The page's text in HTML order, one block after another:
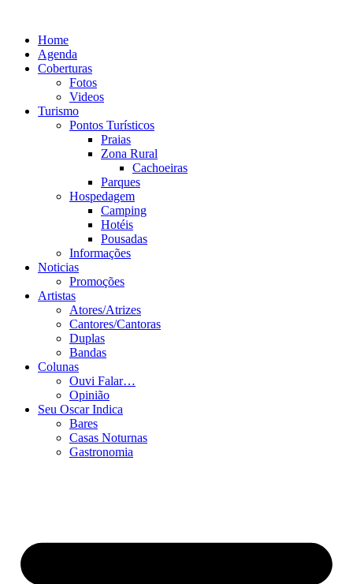
conteúdo
Home
Agenda
Coberturas
Fotos
Videos
Turismo
Pontos Turísticos
Praias
Zona Rural
Cachoeiras
Parques
Hospedagem
Camping
Hotéis
Pousadas
Informações
Noticias
Promoções
Artistas
Atores/Atrizes
Cantores/Cantoras
Duplas
Bandas
Colunas
Ouvi Falar…
Opinião
Seu Oscar Indica
Bares
Casas Noturnas
Gastronomia